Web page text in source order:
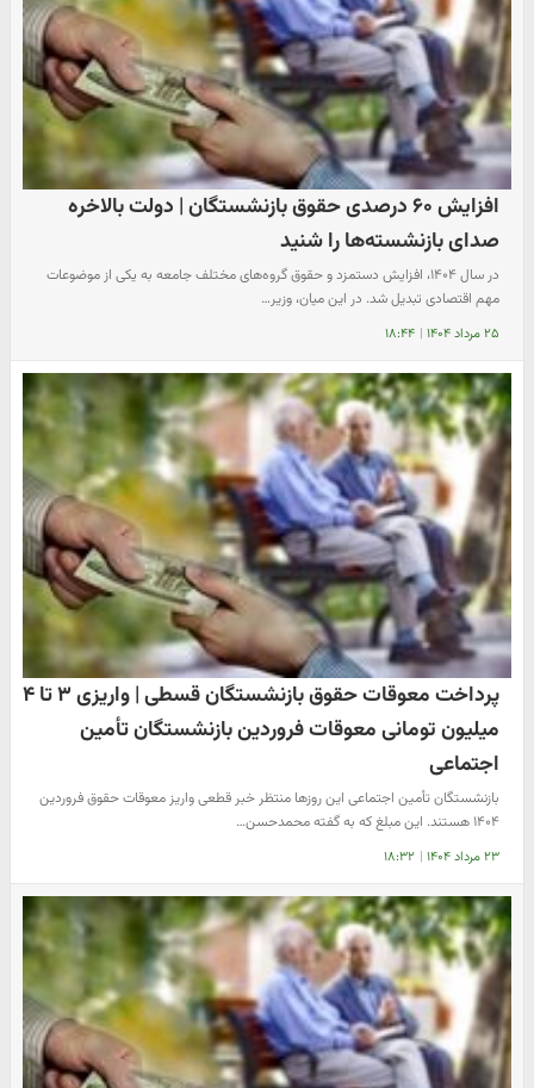
افزایش ۶۰ درصدی حقوق بازنشستگان | دولت بالاخره
صدای بازنشسته‌ها را شنید
در سال ۱۴۰۴، افزایش دستمزد و حقوق گروه‌های مختلف جامعه به یکی از موضوعات
مهم اقتصادی تبدیل شد. در این میان، وزیر…
۲۵ مرداد ۱۴۰۴ | ۱۸:۴۴
پرداخت معوقات حقوق بازنشستگان قسطی | واریزی ۳ تا ۴
میلیون تومانی معوقات فروردین بازنشستگان تأمین
اجتماعی
بازنشستگان تأمین اجتماعی این روزها منتظر خبر قطعی واریز معوقات حقوق فروردین
۱۴۰۴ هستند. این مبلغ که به گفته محمدحسن…
۲۳ مرداد ۱۴۰۴ | ۱۸:۳۲